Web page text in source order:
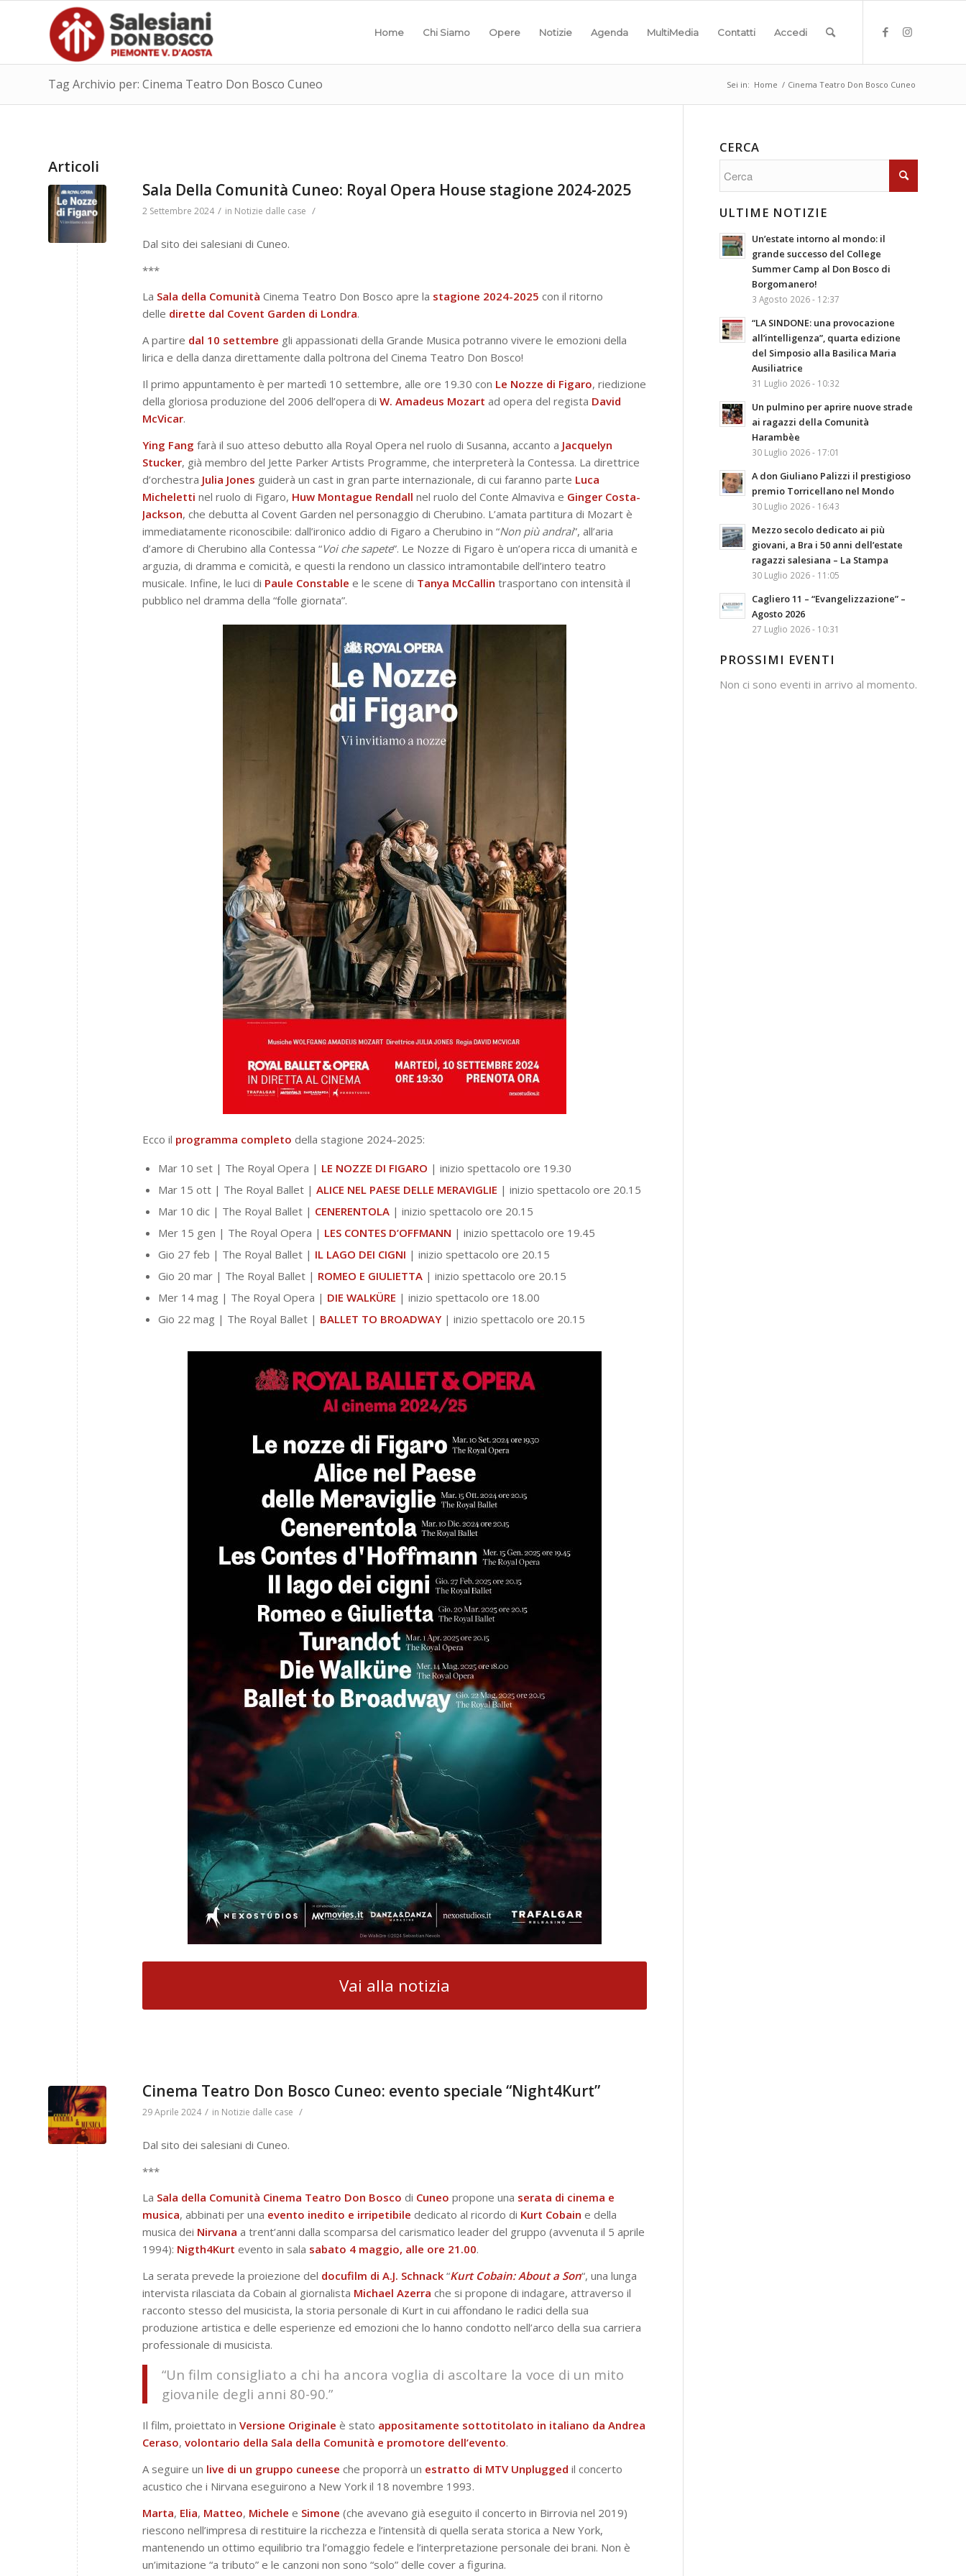
Home Chi Siamo Opere Notizie Agenda MultiMedia Contatti Accedi
Tag Archivio per: Cinema Teatro Don Bosco Cuneo Sei in: Home / Cinema Teatro Don Bosco Cuneo
Articoli
Sala Della Comunità Cuneo: Royal Opera House stagione 2024-2025
2 Settembre 2024 / in Notizie dalle case /
Dal sito dei salesiani di Cuneo.
***
La Sala della Comunità Cinema Teatro Don Bosco apre la stagione 2024-2025 con il ritorno
delle dirette dal Covent Garden di Londra.
A partire dal 10 settembre gli appassionati della Grande Musica potranno vivere le emozioni della
lirica e della danza direttamente dalla poltrona del Cinema Teatro Don Bosco!
Il primo appuntamento è per martedì 10 settembre, alle ore 19.30 con Le Nozze di Figaro, riedizione
della gloriosa produzione del 2006 dell’opera di W. Amadeus Mozart ad opera del regista David
McVicar.
Ying Fang farà il suo atteso debutto alla Royal Opera nel ruolo di Susanna, accanto a Jacquelyn
Stucker, già membro del Jette Parker Artists Programme, che interpreterà la Contessa. La direttrice
d’orchestra Julia Jones guiderà un cast in gran parte internazionale, di cui faranno parte Luca
Micheletti nel ruolo di Figaro, Huw Montague Rendall nel ruolo del Conte Almaviva e Ginger Costa-
Jackson, che debutta al Covent Garden nel personaggio di Cherubino. L’amata partitura di Mozart è
immediatamente riconoscibile: dall’ironico addio di Figaro a Cherubino in “Non più andrai”, all’aria
d’amore di Cherubino alla Contessa “Voi che sapete”. Le Nozze di Figaro è un’opera ricca di umanità e
arguzia, di dramma e comicità, e questi la rendono un classico intramontabile dell’intero teatro
musicale. Infine, le luci di Paule Constable e le scene di Tanya McCallin trasportano con intensità il
pubblico nel dramma della “folle giornata”.
Ecco il programma completo della stagione 2024-2025:
Mar 10 set | The Royal Opera | LE NOZZE DI FIGARO | inizio spettacolo ore 19.30
Mar 15 ott | The Royal Ballet | ALICE NEL PAESE DELLE MERAVIGLIE | inizio spettacolo ore 20.15
Mar 10 dic | The Royal Ballet | CENERENTOLA | inizio spettacolo ore 20.15
Mer 15 gen | The Royal Opera | LES CONTES D’OFFMANN | inizio spettacolo ore 19.45
Gio 27 feb | The Royal Ballet | IL LAGO DEI CIGNI | inizio spettacolo ore 20.15
Gio 20 mar | The Royal Ballet | ROMEO E GIULIETTA | inizio spettacolo ore 20.15
Mer 14 mag | The Royal Opera | DIE WALKÜRE | inizio spettacolo ore 18.00
Gio 22 mag | The Royal Ballet | BALLET TO BROADWAY | inizio spettacolo ore 20.15
Vai alla notizia
Cinema Teatro Don Bosco Cuneo: evento speciale “Night4Kurt”
29 Aprile 2024 / in Notizie dalle case /
Dal sito dei salesiani di Cuneo.
***
La Sala della Comunità Cinema Teatro Don Bosco di Cuneo propone una serata di cinema e
musica, abbinati per una evento inedito e irripetibile dedicato al ricordo di Kurt Cobain e della
musica dei Nirvana a trent’anni dalla scomparsa del carismatico leader del gruppo (avvenuta il 5 aprile
1994): Nigth4Kurt evento in sala sabato 4 maggio, alle ore 21.00.
La serata prevede la proiezione del docufilm di A.J. Schnack “Kurt Cobain: About a Son“, una lunga
intervista rilasciata da Cobain al giornalista Michael Azerra che si propone di indagare, attraverso il
racconto stesso del musicista, la storia personale di Kurt in cui affondano le radici della sua
produzione artistica e delle esperienze ed emozioni che lo hanno condotto nell’arco della sua carriera
professionale di musicista.
“Un film consigliato a chi ha ancora voglia di ascoltare la voce di un mito
giovanile degli anni 80-90.”
Il film, proiettato in Versione Originale è stato appositamente sottotitolato in italiano da Andrea
Ceraso, volontario della Sala della Comunità e promotore dell’evento.
A seguire un live di un gruppo cuneese che proporrà un estratto di MTV Unplugged il concerto
acustico che i Nirvana eseguirono a New York il 18 novembre 1993.
Marta, Elia, Matteo, Michele e Simone (che avevano già eseguito il concerto in Birrovia nel 2019)
riescono nell’impresa di restituire la ricchezza e l’intensità di quella serata storica a New York,
mantenendo un ottimo equilibrio tra l’omaggio fedele e l’interpretazione personale dei brani. Non è
un’imitazione “a tributo” e le canzoni non sono “solo” delle cover a figurina.
CERCA
ULTIME NOTIZIE
Un’estate intorno al mondo: il
grande successo del College
Summer Camp al Don Bosco di
Borgomanero!
3 Agosto 2026 - 12:37
“LA SINDONE: una provocazione
all’intelligenza”, quarta edizione
del Simposio alla Basilica Maria
Ausiliatrice
31 Luglio 2026 - 10:32
Un pulmino per aprire nuove strade
ai ragazzi della Comunità
Harambèe
30 Luglio 2026 - 17:01
A don Giuliano Palizzi il prestigioso
premio Torricellano nel Mondo
30 Luglio 2026 - 16:43
Mezzo secolo dedicato ai più
giovani, a Bra i 50 anni dell’estate
ragazzi salesiana – La Stampa
30 Luglio 2026 - 11:05
Cagliero 11 – “Evangelizzazione” –
Agosto 2026
27 Luglio 2026 - 10:31
PROSSIMI EVENTI
Non ci sono eventi in arrivo al momento.